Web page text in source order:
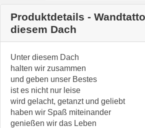
Produktdetails -
diesem Dach
Unter diesem Dach
halten wir zusammen
und geben unser Bestes
ist es nicht nur leise
wird gelacht, getanzt und geliebt
haben wir Spaß miteinander
genießen wir das Leben